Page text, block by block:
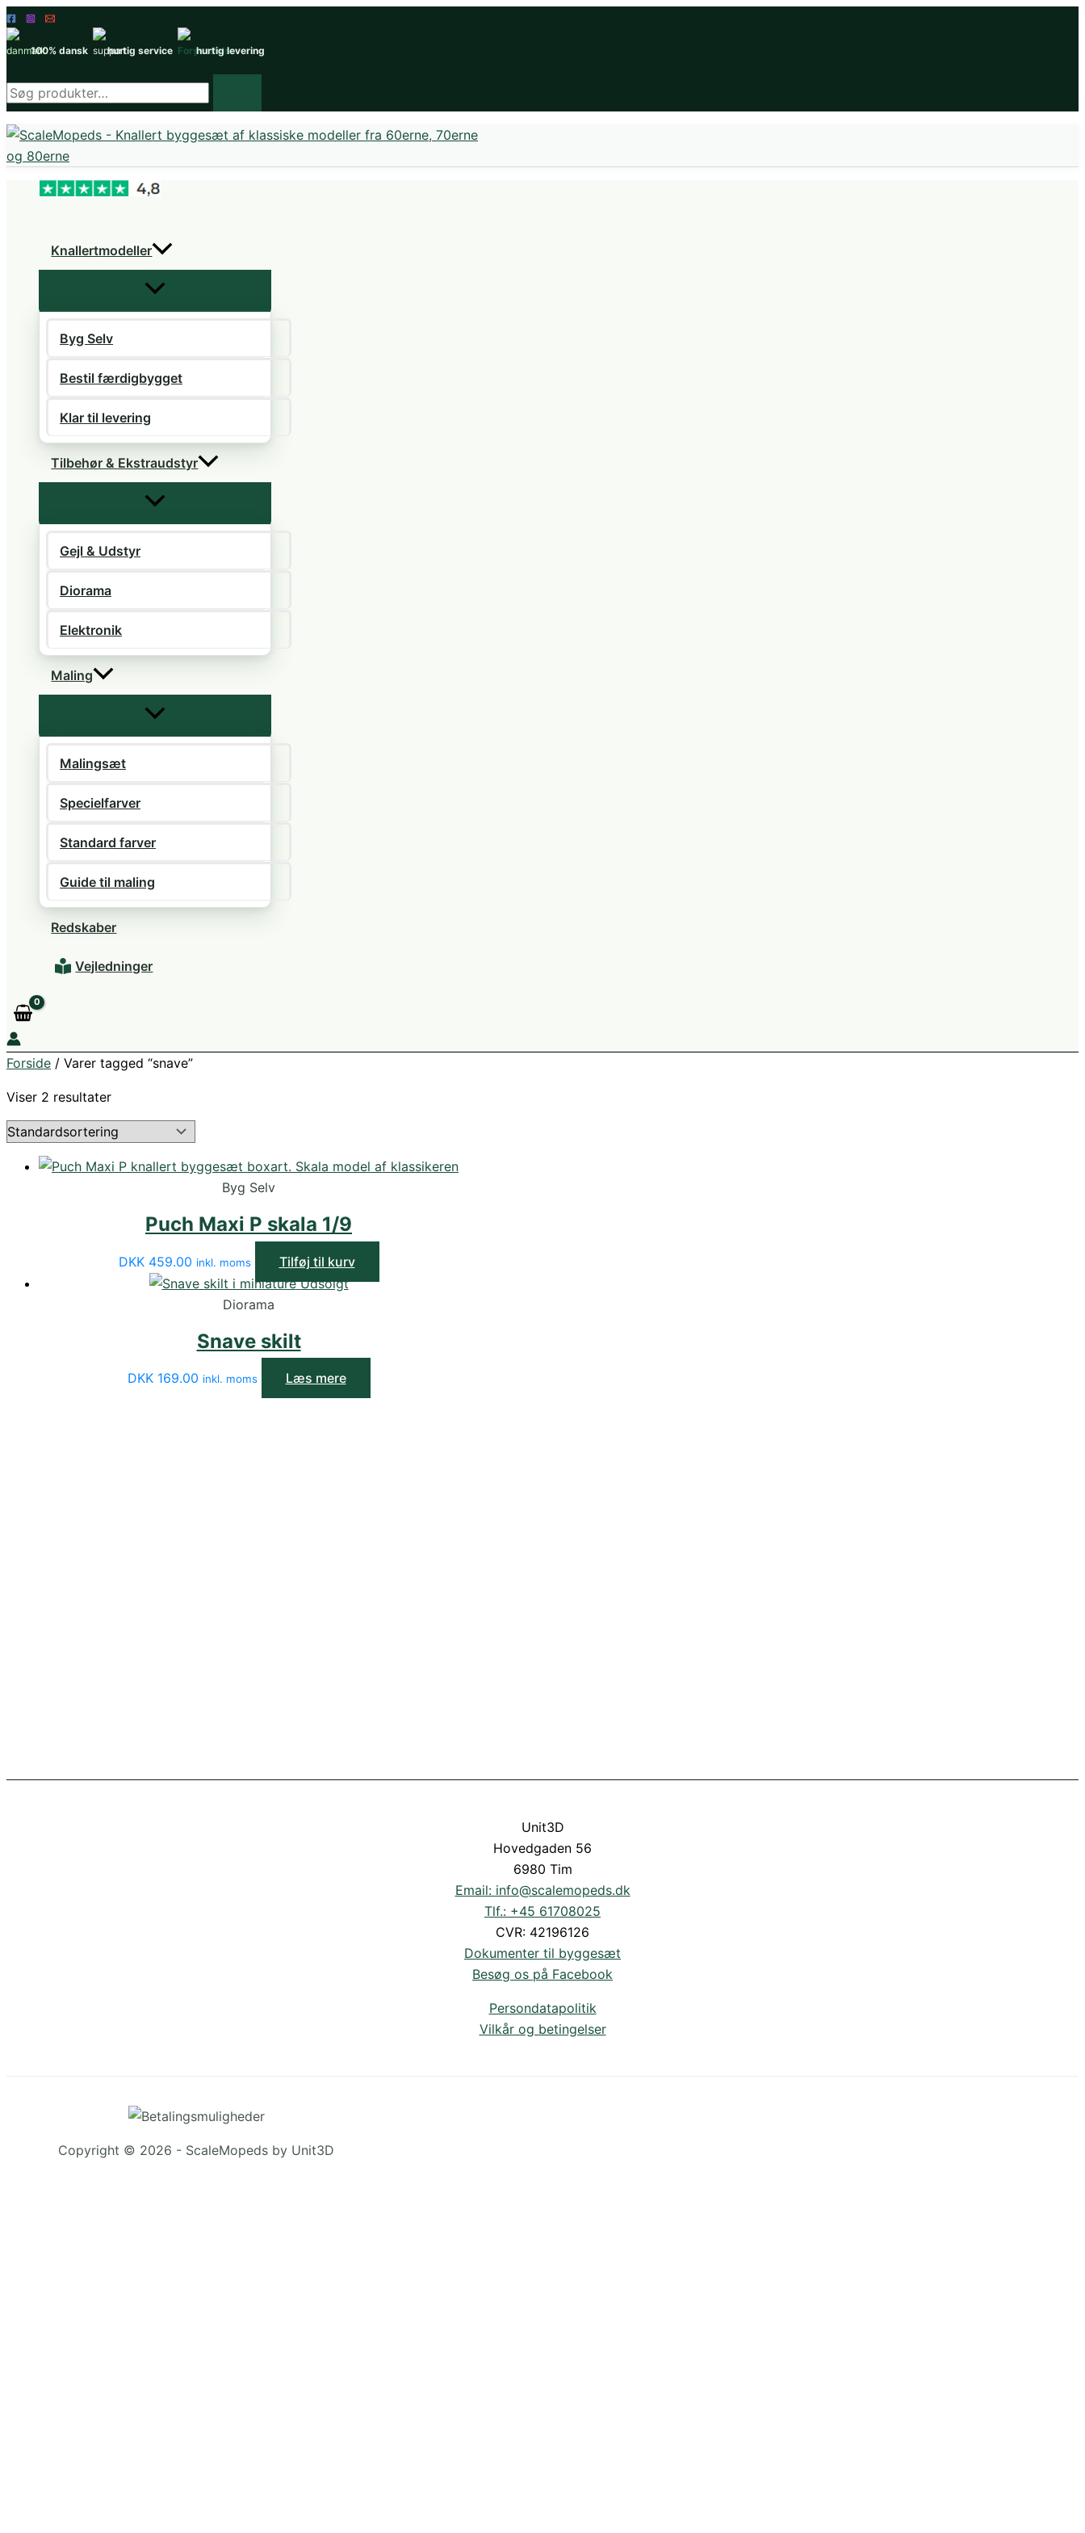
Gå
til
indholdet
100% dansk hurtig service hurtig levering
Søg
efter
produkter
Knallertmodeller
Byg Selv
Bestil færdigbygget
Klar til levering
Tilbehør & Ekstraudstyr
Gejl & Udstyr
Diorama
Elektronik
Maling
Malingsæt
Specielfarver
Standard farver
Guide til maling
Redskaber
Vejledninger
Forside / Varer tagged “snave”
Viser 2 resultater
Byg Selv
Puch Maxi P skala 1/9
DKK 459.00 inkl. moms
Tilføj til kurv
Udsolgt
Diorama
Snave skilt
DKK 169.00 inkl. moms Læs mere
Unit3D
Hovedgaden 56
6980 Tim
Email: info@scalemopeds.dk
Tlf.: +45 61708025
CVR: 42196126
Dokumenter til byggesæt
Besøg os på Facebook
Persondatapolitik
Vilkår og betingelser
Copyright © 2026 - ScaleMopeds by Unit3D